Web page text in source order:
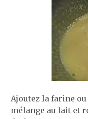
Ajoutez la farine
mélange au lait et